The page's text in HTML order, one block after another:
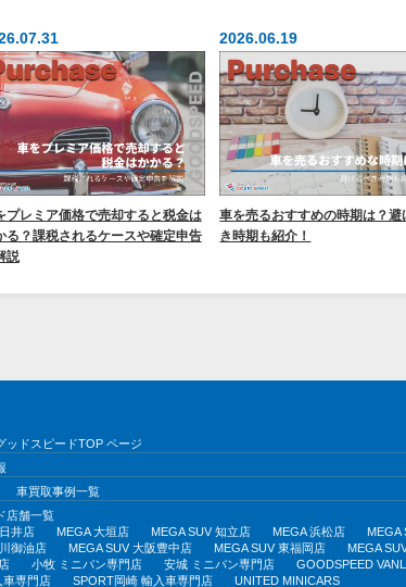
プレミア価格で売却すると税金は
る？課税されるケースや確定申告
説
2026.06.19
車を売るおすすめの時期は？避
き時期も紹介！
ッドスピードTOP ページ
車買取事例一覧
店舗一覧
井店
MEGA 大垣店 MEGA SUV 知立店 MEGA 浜松店 MEGA
御油店
MEGA SUV 大阪豊中店 MEGA SUV 東福岡店 MEGA
小牧 ミニバン専門店 安城 ミニバン専門店 GOODSPEED
車専門店
SPORT岡崎 輸入車専門店 UNITED MINICARS